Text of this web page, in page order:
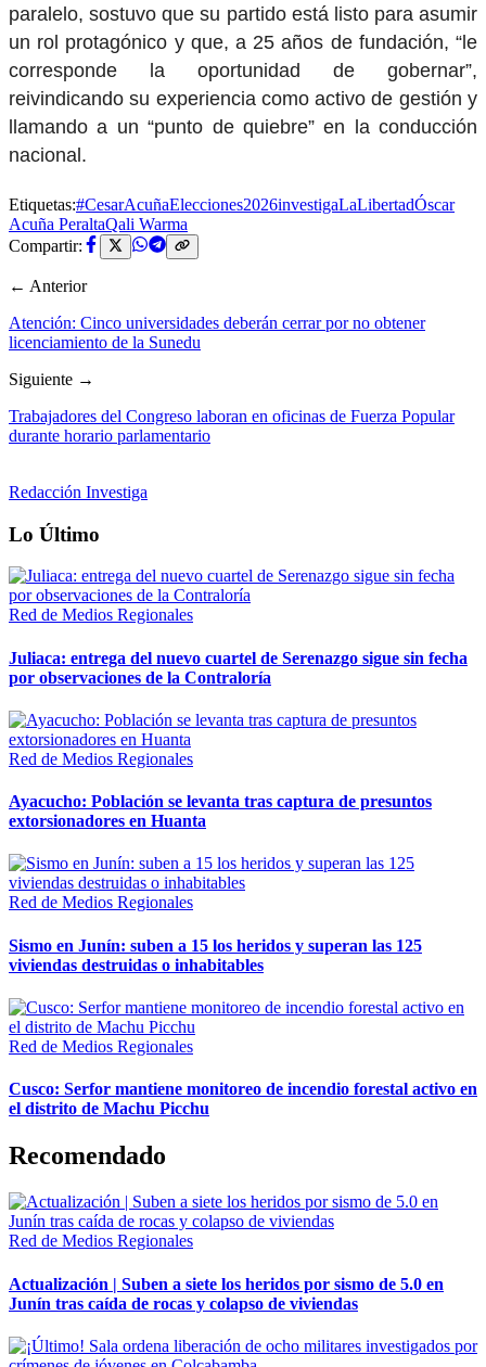
paralelo, sostuvo que su partido está listo para asumir
un rol protagónico y que, a 25 años de fundación, “le
corresponde la oportunidad de gobernar”,
reivindicando su experiencia como activo de gestión y
llamando a un “punto de quiebre” en la conducción
nacional.
Etiquetas:#CesarAcuñaElecciones2026investigaLaLibertadÓscar
Acuña PeraltaQali Warma
Compartir:
← Anterior
Atención: Cinco universidades deberán cerrar por no obtener
licenciamiento de la Sunedu
Siguiente →
Trabajadores del Congreso laboran en oficinas de Fuerza Popular
durante horario parlamentario
Redacción Investiga
Lo Último
Red de Medios Regionales
Juliaca: entrega del nuevo cuartel de Serenazgo sigue sin fecha
por observaciones de la Contraloría
Red de Medios Regionales
Ayacucho: Población se levanta tras captura de presuntos
extorsionadores en Huanta
Red de Medios Regionales
Sismo en Junín: suben a 15 los heridos y superan las 125
viviendas destruidas o inhabitables
Red de Medios Regionales
Cusco: Serfor mantiene monitoreo de incendio forestal activo en
el distrito de Machu Picchu
Recomendado
Red de Medios Regionales
Actualización | Suben a siete los heridos por sismo de 5.0 en
Junín tras caída de rocas y colapso de viviendas